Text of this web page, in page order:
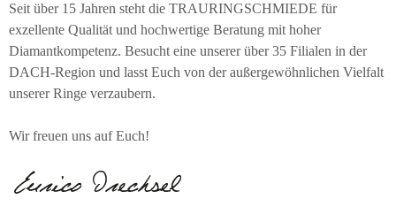
Seit über 15 Jahren steht die TRAURINGSCHMIEDE für
exzellente Qualität und hochwertige Beratung mit hoher
Diamantkompetenz. Besucht eine unserer über 35 Filialen in der
DACH-Region und lasst Euch von der außergewöhnlichen Vielfalt
unserer Ringe verzaubern.
Wir freuen uns auf Euch!